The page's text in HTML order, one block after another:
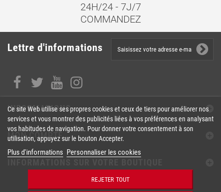
24H/24 - 7J/7
COMMANDEZ
Lettre d'informations
INFORMATIONS
MON COMPTE
Ce site Web utilise ses propres cookies et ceux de tiers pour améliorer nos
services et vous montrer des publicités liées à vos préférences en analysant
vos habitudes de navigation. Pour donner votre consentement à son
utilisation, appuyez sur le bouton Accepter.
Plus d'informations Personnaliser les cookies
REJETER TOUT